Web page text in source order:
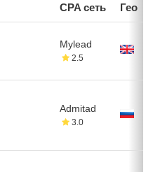
CPA сеть Гео
Mylead
2.5
Admitad
3.0